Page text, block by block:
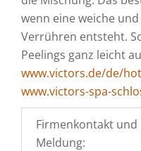
wenn eine weiche
Verrühren entsteht.
Peelings ganz leicht
www.victors.de/de/
www.victors-spa-
Firmenkontakt
Meldung: